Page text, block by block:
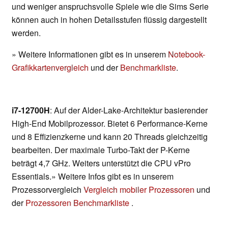
und weniger anspruchsvolle Spiele wie die Sims Serie
können auch in hohen Detailsstufen flüssig dargestellt
werden.
» Weitere Informationen gibt es in unserem Notebook-
Grafikkartenvergleich und derBenchmarkliste.
i7-12700H: Auf der Alder-Lake-Architektur basierender
High-End Mobilprozessor. Bietet 6 Performance-Kerne
und 8 Effizienzkerne und kann 20 Threads gleichzeitig
bearbeiten. Der maximale Turbo-Takt der P-Kerne
beträgt 4,7 GHz. Weiters unterstützt die CPU vPro
Essentials.» Weitere Infos gibt es in unserem
Prozessorvergleich Vergleich mobiler Prozessoren und
derProzessoren Benchmarkliste .